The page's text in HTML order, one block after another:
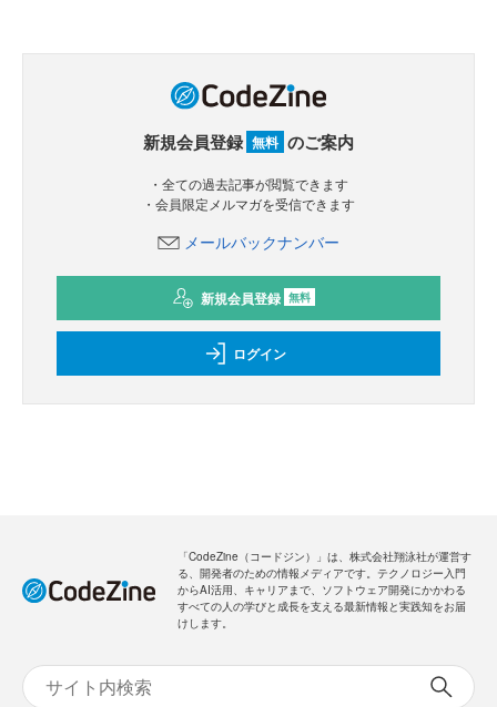
新規会員登録 無料 のご案内
・全ての過去記事が閲覧できます
・会員限定メルマガを受信できます
メールバックナンバー
新規会員登録 無料
ログイン
「CodeZine（コードジン）」は、株式会社翔泳社が運営す
る、開発者のための情報メディアです。テクノロジー入門
からAI活用、キャリアまで、ソフトウェア開発にかかわる
すべての人の学びと成長を支える最新情報と実践知をお届
けします。